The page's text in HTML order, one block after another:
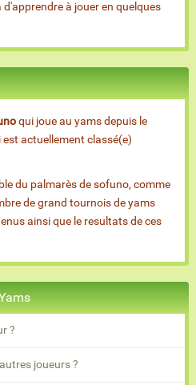
à jouer en quelques
qui joue au yams depuis le
actuellement classé(e)
du palmarès de sofuno, comme
de grand tournois de yams
ainsi que le resultats de ces
?
joueurs ?